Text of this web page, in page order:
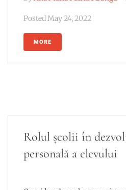
PostedMay 24, 2022
MORE
Rolul școlii în
personală a elevului